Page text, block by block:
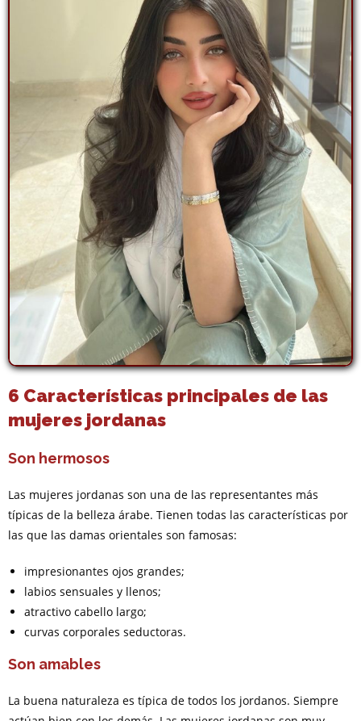
6 Características principales de las
mujeres jordanas
Son hermosos
Las mujeres jordanas son una de las representantes más
típicas de la belleza árabe. Tienen todas las características por
las que las damas orientales son famosas:
impresionantes ojos grandes;
labios sensuales y llenos;
atractivo cabello largo;
curvas corporales seductoras.
Son amables
La buena naturaleza es típica de todos los jordanos. Siempre